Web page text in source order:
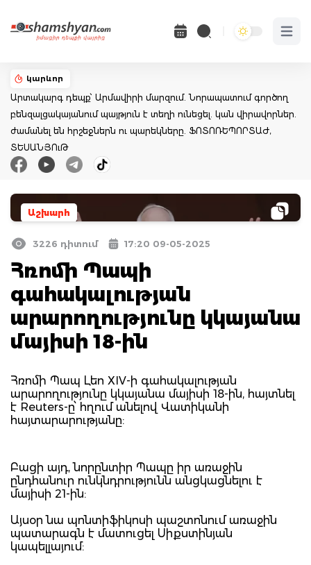
Open
կարևոր
Արտակարգ դեպք՝ Արմավիրի մարզում. Նորապատում գործող
բենզալցակայանում պայթյուն է տեղի ունեցել. կան վիրավորներ.
ժամանել են հրշեջներն ու պարեկները. ՖՈՏՈՌԵՊՈՐՏԱԺ,
ՏԵՍԱՆՅՈւԹ
Աշխարհ
3226 դիտում 17:20 09-05-2025
Հռոմի Պապի
գահակալության
արարողությունը կկայանա
մայիսի 18-ին
Հռոմի Պապ Լեո XIV-ի գահակալության
արարողությունը կկայանա մայիսի 18-ին, հայտնել
է Reuters-ը՝ հղում անելով Վատիկանի
հայտարարությանը:
Բացի այդ, նորընտիր Պապը իր առաջին
ընդհանուր ունկնդրությունն անցկացնելու է
մայիսի 21-ին:
Այսօր նա պոնտիֆիկոսի պաշտոնում առաջին
պատարագն է մատուցել Սիքստինյան
կապելլայում: